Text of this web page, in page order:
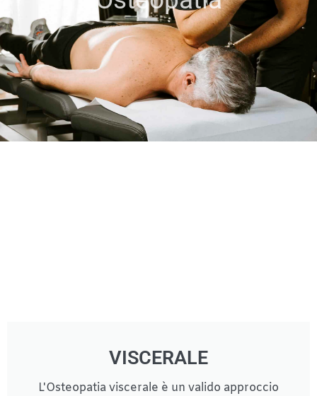
VISCERALE
L'Osteopatia viscerale è un valido approccio